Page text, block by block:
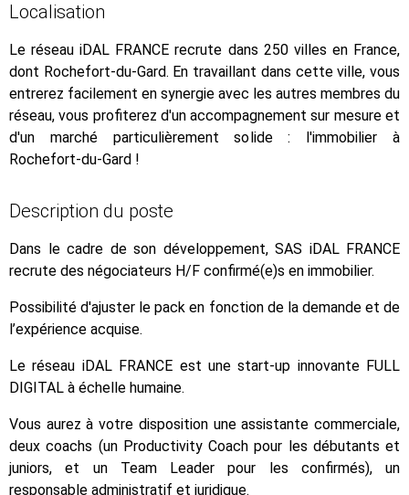
Localisation
Le réseau iDAL FRANCE recrute dans 250 villes en France,
dont Rochefort-du-Gard. En travaillant dans cette ville, vous
entrerez facilement en synergie avec les autres membres du
réseau, vous profiterez d'un accompagnement sur mesure et
d'un marché particulièrement solide : l'immobilier à
Rochefort-du-Gard !
Description du poste
Dans le cadre de son développement, SAS iDAL FRANCE
recrute des négociateurs H/F confirmé(e)s en immobilier.
Possibilité d'ajuster le pack en fonction de la demande et de
l’expérience acquise.
Le réseau iDAL FRANCE est une start-up innovante FULL
DIGITAL à échelle humaine.
Vous aurez à votre disposition une assistante commerciale,
deux coachs (un Productivity Coach pour les débutants et
juniors, et un Team Leader pour les confirmés), un
responsable administratif et juridique.